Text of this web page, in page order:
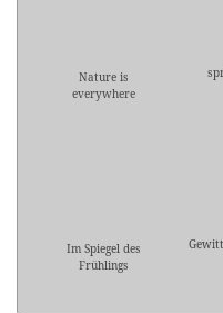
Nature is
everywhere
Im Spiegel des
Frühlings